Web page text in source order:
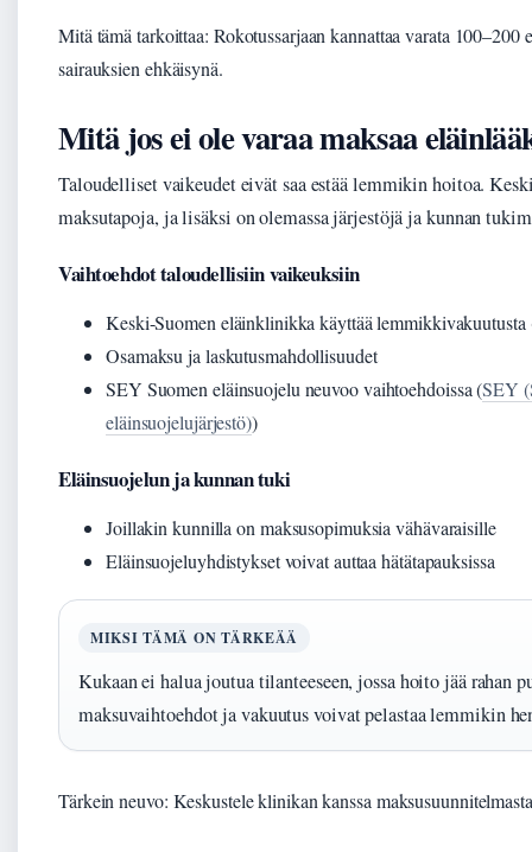
Mitä tämä tarkoittaa: Rokotussarjaan kannattaa varata 100–200
sairauksien ehkäisynä.
Mitä jos ei ole varaa maksaa
Taloudelliset vaikeudet eivät saa estää lemmikin hoitoa.
maksutapoja, ja lisäksi on olemassa järjestöjä ja kunnan
Vaihtoehdot taloudellisiin vaikeuksiin
Keski-Suomen eläinklinikka käyttää
Osamaksu ja laskutusmahdollisuudet
SEY Suomen eläinsuojelu neuvoo vaihtoehdoissa (SEY
eläinsuojelujärjestö))
Eläinsuojelun ja kunnan tuki
Joillakin kunnilla on maksusopimuksia vähävaraisille
Eläinsuojeluyhdistykset voivat auttaa hätätapauksissa
MIKSI TÄMÄ ON TÄRKEÄÄ
Kukaan ei halua joutua tilanteeseen, jossa hoito jää rahan
maksuvaihtoehdot ja vakuutus voivat pelastaa lemmikin
Tärkein neuvo: Keskustele klinikan kanssa